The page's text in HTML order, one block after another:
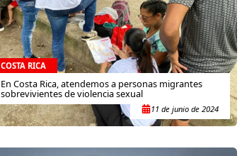
COSTA RICA
En Costa Rica, atendemos a personas migrantes
sobrevivientes de violencia sexual
11 de junio de 2024